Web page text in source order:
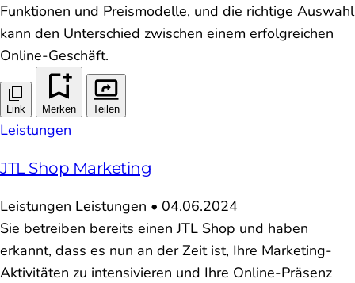
Funktionen und Preismodelle, und die richtige Auswahl
kann den Unterschied zwischen einem erfolgreichen
Online-Geschäft.
Link Merken Teilen
Leistungen
JTL Shop Marketing
Leistungen Leistungen • 04.06.2024
Sie betreiben bereits einen JTL Shop und haben
erkannt, dass es nun an der Zeit ist, Ihre Marketing-
Aktivitäten zu intensivieren und Ihre Online-Präsenz